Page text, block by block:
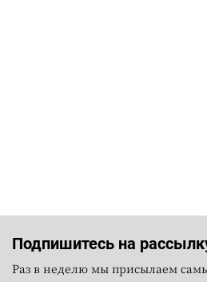
Подпишитесь на
Раз в неделю мы присылаем